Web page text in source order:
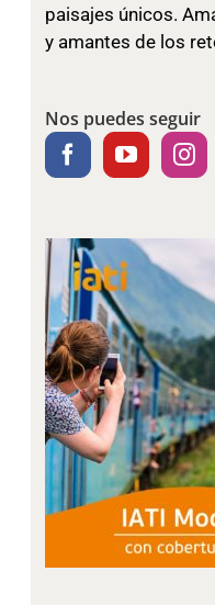
paisajes únicos.
y amantes de los
Nos puedes seguir